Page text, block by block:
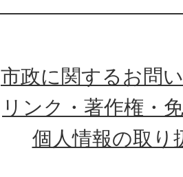
市政に関するお問
リンク・著作権・
個人情報の取り